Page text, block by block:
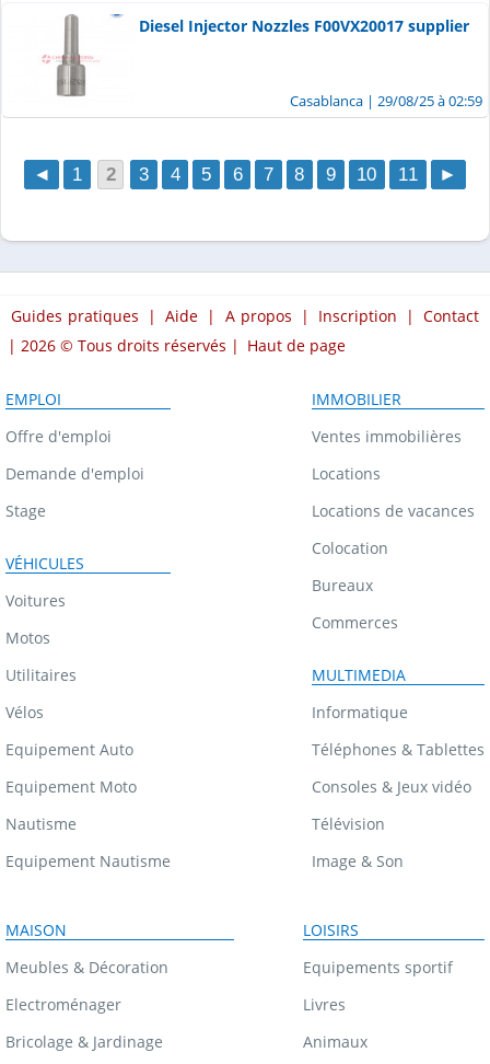
Diesel Injector Nozzles F00VX20017 supplier
Casablanca | 29/08/25 à 02:59
◄ 1 2 3 4 5 6 7 8 9 10 11 ►
Guides pratiques | Aide | A propos | Inscription | Contact
| 2026 © Tous droits réservés | Haut de page
EMPLOI
Offre d'emploi
Demande d'emploi
Stage
VÉHICULES
Voitures
Motos
Utilitaires
Vélos
Equipement Auto
Equipement Moto
Nautisme
Equipement Nautisme
IMMOBILIER
Ventes immobilières
Locations
Locations de vacances
Colocation
Bureaux
Commerces
MULTIMEDIA
Informatique
Téléphones & Tablettes
Consoles & Jeux vidéo
Télévision
Image & Son
MAISON
Meubles & Décoration
Electroménager
Bricolage & Jardinage
LOISIRS
Equipements sportif
Livres
Animaux